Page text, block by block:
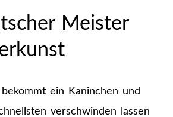
Meister
ein Kaninchen und
verschwinden lassen